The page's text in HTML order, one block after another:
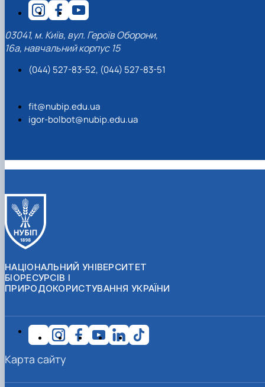
03041, м. Київ, вул. Героїв Оборони,
16а, навчальний корпус 15
(044) 527-83-52, (044) 527-83-51
fit@nubip.edu.ua
igor-bolbot@nubip.edu.ua
НАЦІОНАЛЬНИЙ УНІВЕРСИТЕТ
БІОРЕСУРСІВ І
ПРИРОДОКОРИСТУВАННЯ УКРАЇНИ
Карта сайту